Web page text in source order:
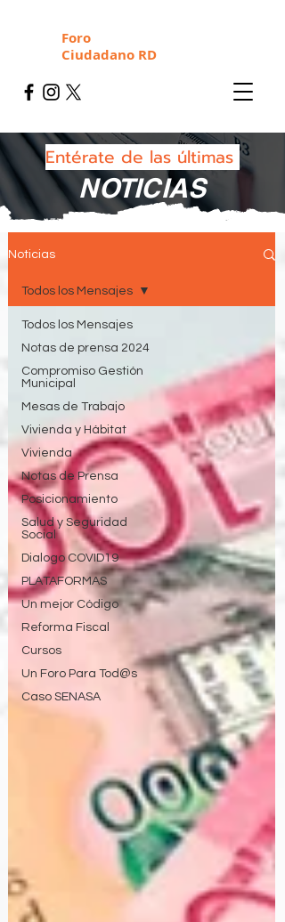
Foro
Ciudadano RD
Entérate de las últimas
NOTICIAS
Noticias
Todos los Mensajes
Notas de prensa 2024
Compromiso Gestión
Municipal
Mesas de Trabajo
Vivienda y Hábitat
Vivienda
Notas de Prensa
Posicionamiento
Salud y Seguridad
Social
Dialogo COVID19
PLATAFORMAS
Un mejor Código
Reforma Fiscal
Cursos
Un Foro Para Tod@s
Caso SENASA
Todos los Mensajes